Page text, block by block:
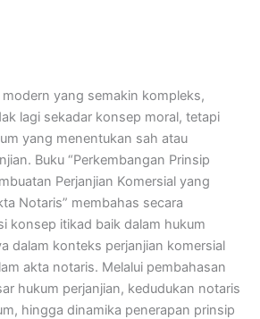
yang semakin kompleks,
lagi sekadar konsep moral, tetapi
yang menentukan sah atau
Buku “Perkembangan Prinsip
Perjanjian Komersial yang
Notaris” membahas secara
konsep itikad baik dalam hukum
dalam konteks perjanjian komersial
akta notaris. Melalui pembahasan
hukum perjanjian, kedudukan notaris
hingga dinamika penerapan prinsip